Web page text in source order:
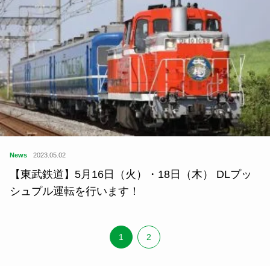
News 2023.05.02
【東武鉄道】5月16日（火）・18日（木） DLプッ
シュプル運転を行います！
1 2